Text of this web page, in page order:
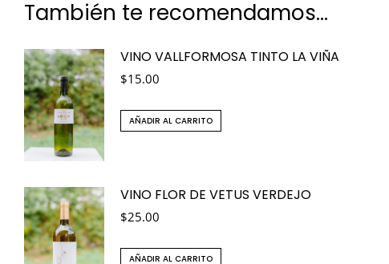
También te recomendamos…
VINO VALLFORMOSA TINTO LA VIÑA
$15.00
AÑADIR AL CARRITO
VINO FLOR DE VETUS VERDEJO
$25.00
AÑADIR AL CARRITO